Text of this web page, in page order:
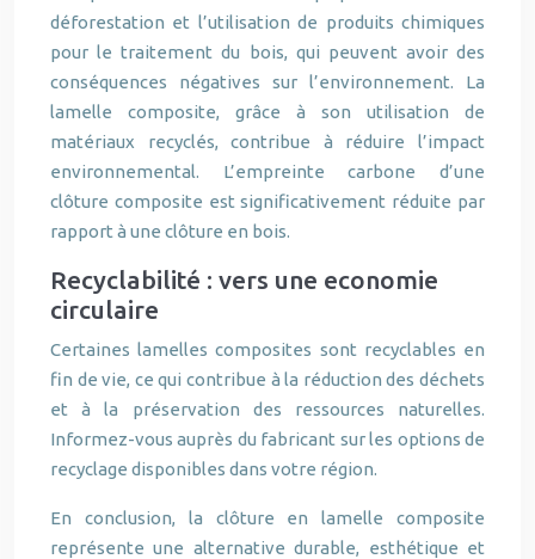
déforestation et l’utilisation de produits chimiques
pour le traitement du bois, qui peuvent avoir des
conséquences négatives sur l’environnement. La
lamelle composite, grâce à son utilisation de
matériaux recyclés, contribue à réduire l’impact
environnemental. L’empreinte carbone d’une
clôture composite est significativement réduite par
rapport à une clôture en bois.
Recyclabilité : vers une economie
circulaire
Certaines lamelles composites sont recyclables en
fin de vie, ce qui contribue à la réduction des déchets
et à la préservation des ressources naturelles.
Informez-vous auprès du fabricant sur les options de
recyclage disponibles dans votre région.
En conclusion, la clôture en lamelle composite
représente une alternative durable, esthétique et